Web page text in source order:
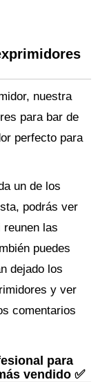
nuestra
para bar de
perfecto para
un de los
podrás ver
las
puedes
dejado los
y ver
comentarios
para
vendido ✅